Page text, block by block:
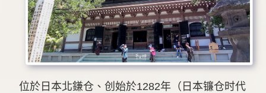
位於日本北鎌仓、创始於1282年（日本镰仓时代